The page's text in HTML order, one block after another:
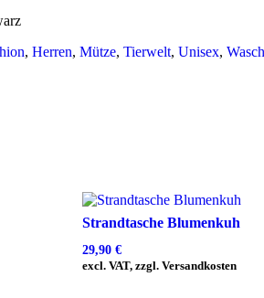
, Herren, Mütze, Tierwelt, Unisex,
Strandtasche Blumenkuh
29,90 €
excl. VAT, zzgl. Versandkosten